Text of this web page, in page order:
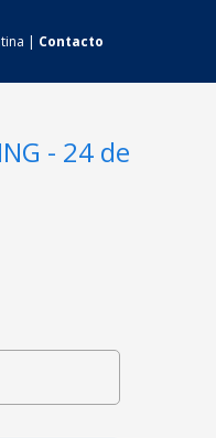
| Contacto
- 24 de